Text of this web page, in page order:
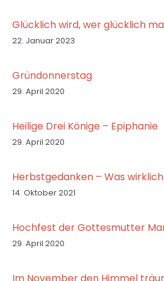
Glücklich wird, wer glücklich
22. Januar 2023
Gründonnerstag
29. April 2020
Heilige Drei Könige – Epiphanie
29. April 2020
Herbstgedanken – Was
14. Oktober 2021
Hochfest der Gottesmutter
29. April 2020